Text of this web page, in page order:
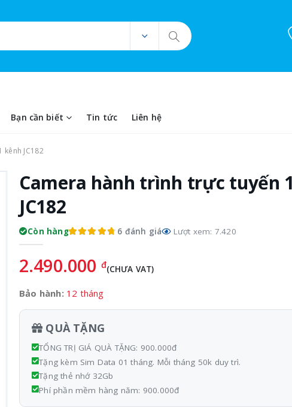
Bạn cần biết Tin tức Liên hệ
JC182
Camera hành trình trực tuyến
JC182
Còn hàng 6 đánh giá Lượt xem: 7.420
2.490.000đ(CHƯA VAT)
Bảo hành: 12 tháng
QUÀ TẶNG
TỔNG TRỊ GIÁ QUÀ TẶNG: 900.000đ
Tặng kèm Sim Data 01 tháng. Mỗi tháng 50k duy trì.
Tặng thẻ nhớ 32Gb
Phí phần mềm hàng năm: 900.000đ